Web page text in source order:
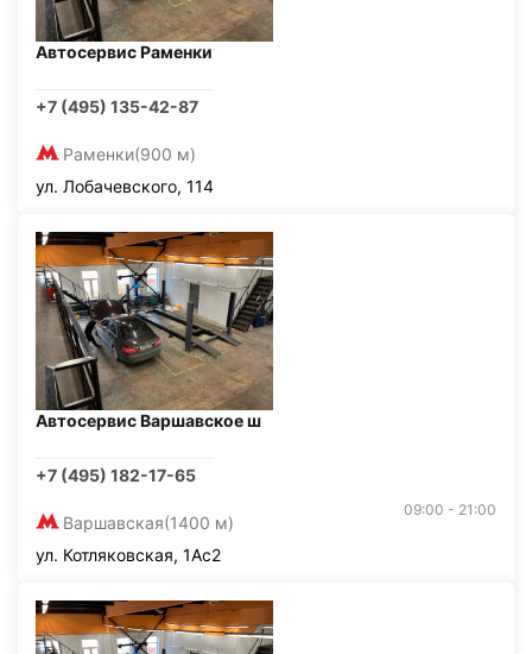
Автосервис Раменки
+7 (495) 135-42-87
Раменки(900 м)
ул. Лобачевского, 114
Автосервис Варшавское ш
+7 (495) 182-17-65
Варшавская(1400 м)
09:00 - 21:00
ул. Котляковская, 1Ас2